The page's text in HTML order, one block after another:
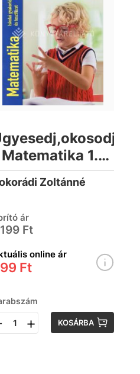
1.
Zoltánné
ár
Ft
online ár
Ft
+ KOSÁRBA